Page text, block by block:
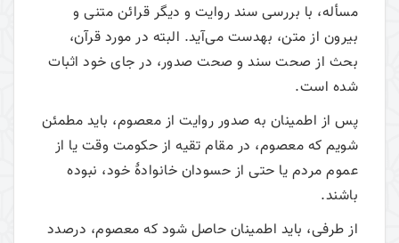
مسأله، با بررسی سند روایت و دیگر قرائن متنی و
بیرون از متن، به­دست می‌آید. البته در مورد قرآن،
بحث از صحت سند و صحت صدور، در جای خود اثبات
شده است.
پس از اطمینان به صدور روایت از معصوم، باید مطمئن
شویم که معصوم، در مقام تقیه از حکومت وقت یا از
عموم مردم یا حتی از حسودان خانوادۀ خود، نبوده
باشند.
از طرفی، باید اطمینان حاصل شود که معصوم، درصدد